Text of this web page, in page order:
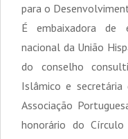
para o
É embaixadora de
nacional da União
do conselho
Islâmico e
Associação
honorário do